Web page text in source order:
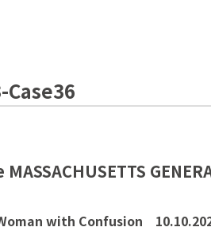
Case36
MASSACHUSETTS
with Confusion